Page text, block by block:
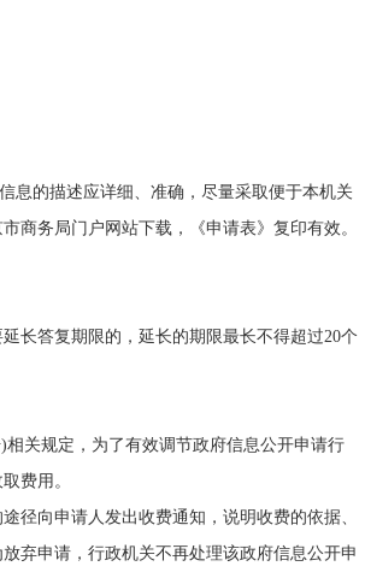
的描述应详细、准确，尽量采取便于本机关
商务局门户网站下载，《申请表》复印有效。
长答复期限的，延长的期限最长不得超过20个
关规定，为了有效调节政府信息公开申请行
费用。
向申请人发出收费通知，说明收费的依据、
弃申请，行政机关不再处理该政府信息公开申